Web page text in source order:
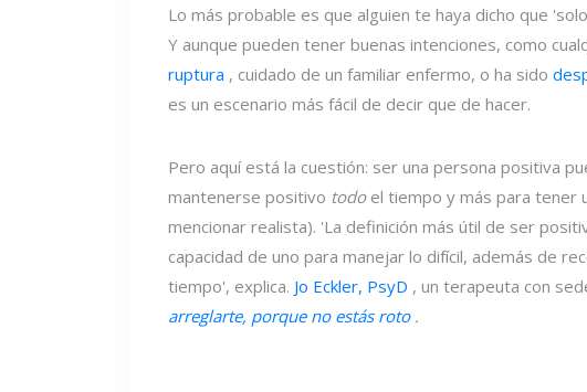
Lo más probable es que alguien te haya dicho que
Y aunque pueden tener buenas intenciones, como
ruptura , cuidado de un familiar enfermo, o ha sido
es un escenario más fácil de decir que de hacer.
Pero aquí está la cuestión: ser una persona positiva
mantenerse positivo todoel tiempo y más para tener
mencionar realista). 'La definición más útil de ser
capacidad de uno para manejar lo difícil, además de
tiempo', explica. Jo Eckler, PsyD , un terapeuta con
arreglarte, porque no estás roto .